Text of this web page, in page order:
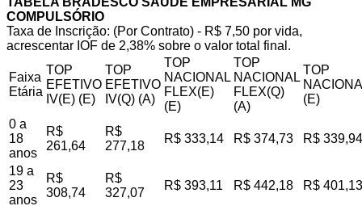
COMPULSÓRIO
Taxa de Inscrição: (Por Contrato) - R$ 7,50 por vida,
acrescentar IOF de 2,38% sobre o valor total final.
Faixa
Etária
TOP
EFETIVO
IV(E) (E)
TOP
EFETIVO
IV(Q) (A)
TOP
NACIONAL
FLEX(E)
(E)
TOP
NACIONAL
FLEX(Q)
(A)
TOP
(E)
0 a
18
anos
R$
261,64
R$
277,18
R$ 333,14 R$ 374,73 R$ 339,94
19 a
23
anos
R$
308,74
R$
327,07
R$ 393,11 R$ 442,18 R$ 401,13